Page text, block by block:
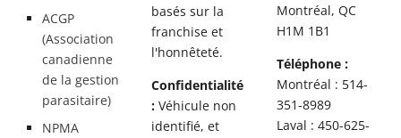
ACGP
(Association
canadienne
de la gestion
parasitaire)
NPMA
basés sur la
franchise et
l'honnêteté.
Confidentialité
: Véhicule non
identifié, et
Montréal, QC
H1M 1B1
Téléphone :
Montréal : 514-
351-8989
Laval : 450-625-